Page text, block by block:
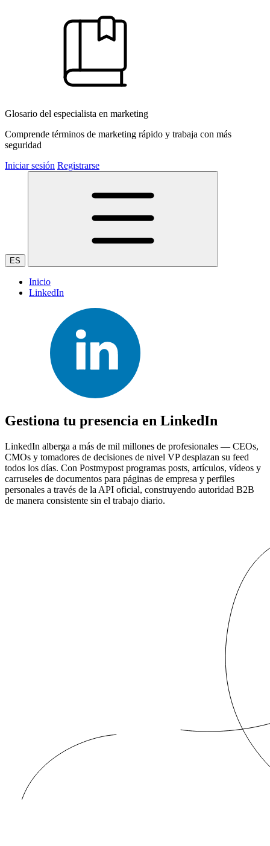
Glosario del especialista en marketing
Comprende términos de marketing rápido y trabaja con más
seguridad
Iniciar sesión Registrarse
ES
Inicio
LinkedIn
Gestiona tu presencia en LinkedIn
LinkedIn alberga a más de mil millones de profesionales — CEOs,
CMOs y tomadores de decisiones de nivel VP desplazan su feed
todos los días. Con Postmypost programas posts, artículos, vídeos y
carruseles de documentos para páginas de empresa y perfiles
personales a través de la API oficial, construyendo autoridad B2B
de manera consistente sin el trabajo diario.